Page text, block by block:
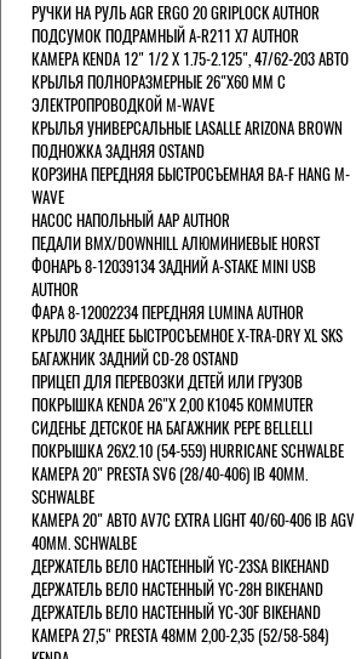
РУЧКИ НА РУЛЬ AGR ERGO 20 GRIPLOCK AUTHOR
ПОДСУМОК ПОДРАМНЫЙ A-R211 X7 AUTHOR
КАМЕРА KENDA 12" 1/2 Х 1.75-2.125", 47/62-203 АВТО
КРЫЛЬЯ ПОЛНОРАЗМЕРНЫЕ 26"Х60 ММ С
ЭЛЕКТРОПРОВОДКОЙ M-WAVE
КРЫЛЬЯ УНИВЕРСАЛЬНЫЕ LASALLE ARIZONA BROWN
ПОДНОЖКА ЗАДНЯЯ OSTAND
КОРЗИНА ПЕРЕДНЯЯ БЫСТРОСЪЕМНАЯ BA-F HANG M-
WAVE
НАСОС НАПОЛЬНЫЙ AAP AUTHOR
ПЕДАЛИ BMX/DOWNHILL АЛЮМИНИЕВЫЕ HORST
ФОНАРЬ 8-12039134 ЗАДНИЙ A-STAKE MINI USB
AUTHOR
ФАРА 8-12002234 ПЕРЕДНЯЯ LUMINA AUTHOR
КРЫЛО ЗАДНЕЕ БЫСТРОСЪЕМНОЕ X-TRA-DRY XL SKS
БАГАЖНИК ЗАДНИЙ CD-28 OSTAND
ПРИЦЕП ДЛЯ ПЕРЕВОЗКИ ДЕТЕЙ ИЛИ ГРУЗОВ
ПОКРЫШКА KENDA 26"Х 2,00 K1045 KOMMUTER
СИДЕНЬЕ ДЕТСКОЕ НА БАГАЖНИК PEPE BELLELLI
ПОКРЫШКА 26X2.10 (54-559) HURRICANE SCHWALBE
КАМЕРА 20" PRESTA SV6 (28/40-406) IB 40MM.
SCHWALBE
КАМЕРА 20" АВТО AV7C EXTRA LIGHT 40/60-406 IB AGV
40MM. SCHWALBE
ДЕРЖАТЕЛЬ ВЕЛО НАСТЕННЫЙ YC-23SA BIKEHAND
ДЕРЖАТЕЛЬ ВЕЛО НАСТЕННЫЙ YC-28H BIKEHAND
ДЕРЖАТЕЛЬ ВЕЛО НАСТЕННЫЙ YC-30F BIKEHAND
КАМЕРА 27,5" PRESTA 48ММ 2,00-2,35 (52/58-584)